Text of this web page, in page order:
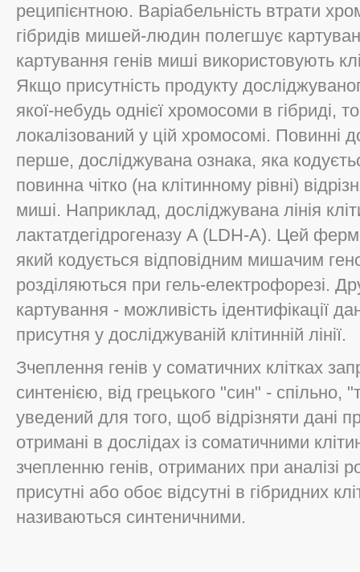
реципієнтною. Варіабельність втрати
гібридів мишей-людин полегшує
картування генів миші використовують
Якщо присутність продукту
якої-небудь однієї хромосоми в гібриді,
локалізований у цій хромосомі. Повинні
перше, досліджувана ознака, яка
повинна чітко (на клітинному рівні)
миші. Наприклад, досліджувана лінія
лактатдегідрогеназу A (LDH-A). Цей
який кодується відповідним мишачим
розділяються при гель-електрофорезі.
картування - можливість ідентифікації
присутня у досліджуваній клітинній лінії.
Зчеплення генів у соматичних клітках
синтенією, від грецького "син" - спільно,
уведений для того, щоб відрізняти дані
отримані в дослідах із соматичними
зчепленню генів, отриманих при аналізі
присутні або обоє відсутні в гібридних
називаються синтеничними.